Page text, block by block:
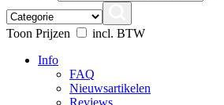
Toon Prijzen
incl. BTW
Info
FAQ
Nieuwsartikelen
Reviews